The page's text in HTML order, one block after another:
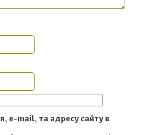
e-mail, та адресу сайту в